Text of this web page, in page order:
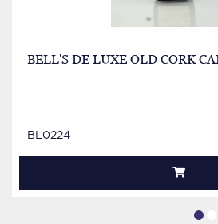
BELL'S DE LUXE OLD CORK
BL0224